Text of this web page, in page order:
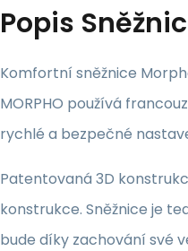
Popis
Komfortní sněžnice
MORPHO používá
rychlé a bezpečné
Patentovaná 3D
konstrukce. Sněžnice je
bude díky zachování své